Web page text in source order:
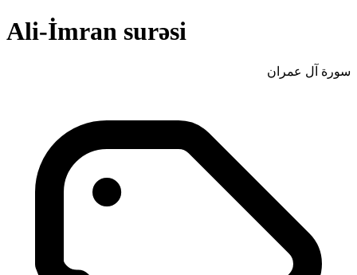
Ali-İmran surəsi
سورة آل عمران